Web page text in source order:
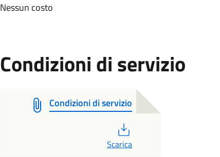
Nessun costo
Condizioni di servizio
Condizioni di servizio
Scarica